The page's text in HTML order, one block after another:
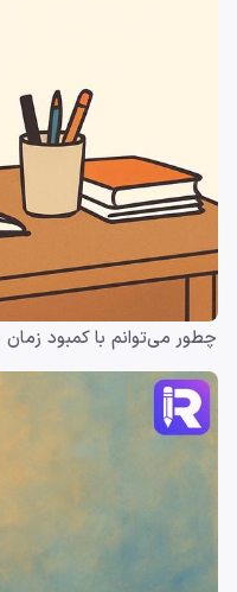
چطور می‌توانم با کمبود زمان